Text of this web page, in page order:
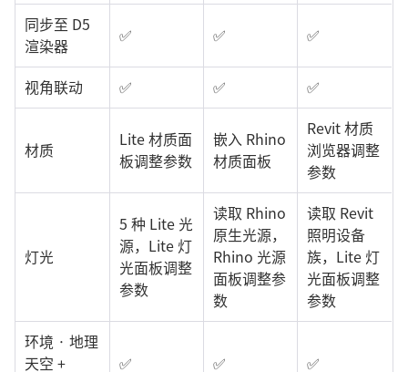
同步至 D5
渲染器
✅ ✅ ✅
视角联动 ✅ ✅ ✅
材质
Lite 材质面
板调整参数
嵌入 Rhino
材质面板
Revit 材质
浏览器调整
参数
灯光
5 种 Lite 光
源，Lite 灯
光面板调整
参数
读取 Rhino
原生光源，
Rhino 光源
面板调整参
数
读取 Revit
照明设备
族，Lite 灯
光面板调整
参数
环境 · 地理
天空 +
✅ ✅ ✅